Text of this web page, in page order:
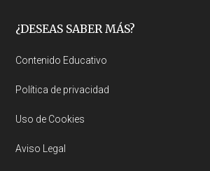
Footer
¿DESEAS SABER MÁS?
Contenido Educativo
Política de privacidad
Uso de Cookies
Aviso Legal